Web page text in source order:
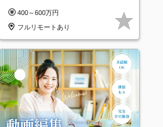
400～600万円
フルリモートあり